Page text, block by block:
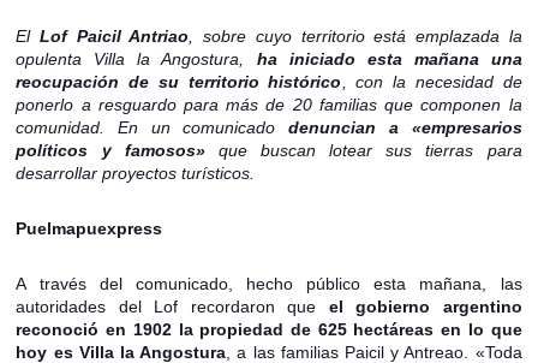
ElLof Paicil Antriao , sobre cuyo territorio está emplazada la
opulenta Villa la Angostura, ha iniciado esta mañana una
reocupación de su territorio histórico , con la necesidad de
ponerlo a resguardo para más de 20 familias que componen la
comunidad. En un comunicadodenuncian a «empresarios
políticos y famosos»que buscan lotear sus tierras para
desarrollar proyectos turísticos.
Puelmapuexpress
A través del comunicado, hecho público esta mañana, las
autoridades del Lof recordaron que el gobierno argentino
reconoció en 1902 la propiedad de 625 hectáreas en lo que
hoy es Villa la Angostura , a las familias Paicil y Antreao. «Toda